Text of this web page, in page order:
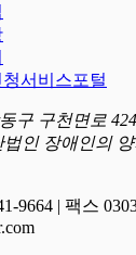
서비스포털
구 구천면로
인 장애인의
9664 | 팩스